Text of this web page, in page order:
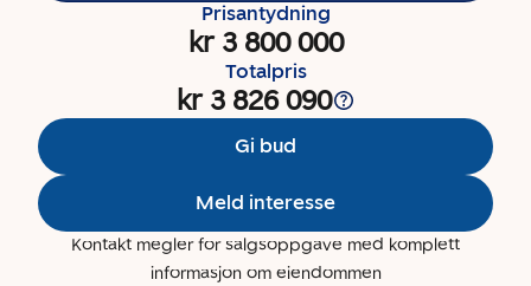
Prisantydning
kr 3 800 000
Totalpris
kr 3 826 090
Gi bud
Meld interesse
Kontakt megler for salgsoppgave med komplett
informasjon om eiendommen